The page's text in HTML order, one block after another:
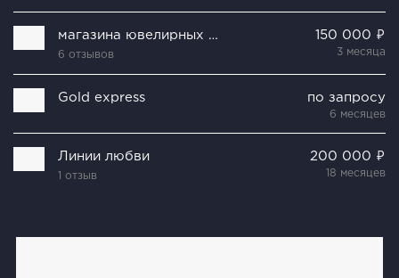
магазина ювелирных украшений Fine Silver
6 отзывов
150 000 ₽
3 месяца
Gold express по запросу
6 месяцев
Линии любви
1 отзыв
200 000 ₽
18 месяцев